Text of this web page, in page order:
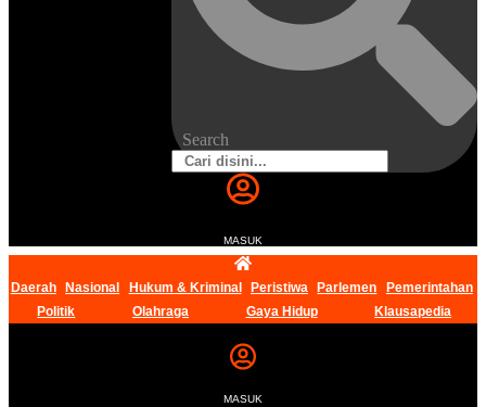
Search
MASUK
Daerah Nasional Hukum & Kriminal Peristiwa Parlemen
Pemerintahan
Politik
Olahraga Gaya Hidup Klausapedia
MASUK